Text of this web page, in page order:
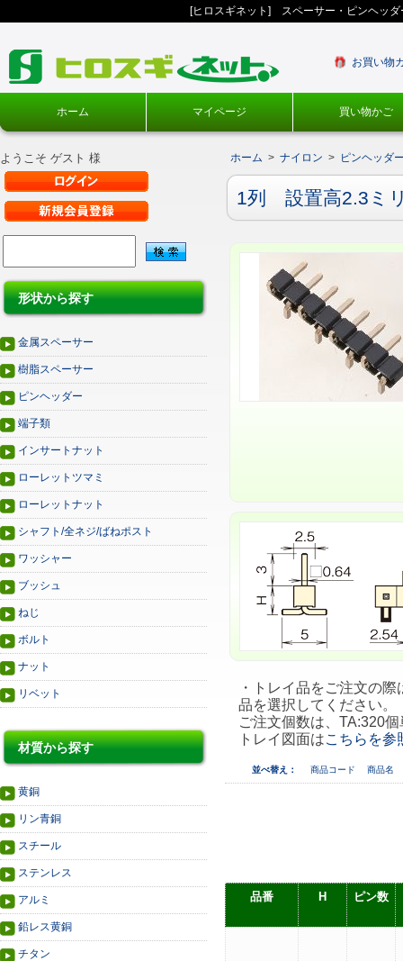
[ヒロスギネット] スペーサー・ピンヘッ
お買い物
ホーム マイページ 買い物かご
ようこそ ゲスト 様
形状から探す
金属スペーサー
樹脂スペーサー
ピンヘッダー
端子類
インサートナット
ローレットツマミ
ローレットナット
シャフト/全ネジ/ばねポスト
ワッシャー
ブッシュ
ねじ
ボルト
ナット
リベット
材質から探す
黄銅
リン青銅
スチール
ステンレス
アルミ
鉛レス黄銅
チタン
ホーム > ナイロン > ピンヘッダ
1列 設置高2.3ミ
・トレイ品をご注文の
品を選択してください。
ご注文個数は、TA:320
トレイ図面はこちらを参
並べ替え： 商品コード 商品名
品番 H ピン数